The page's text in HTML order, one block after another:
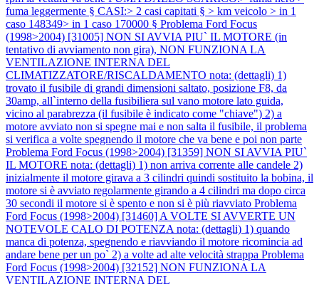
fuma leggermente § CASI:> 2 casi capitati § > km veicolo > in 1
caso 148349> in 1 caso 170000 § Problema Ford Focus
(1998>2004) [31005] NON SI AVVIA PIU` IL MOTORE (in
tentativo di avviamento non gira), NON FUNZIONA LA
VENTILAZIONE INTERNA DEL
CLIMATIZZATORE/RISCALDAMENTO nota: (dettagli) 1)
trovato il fusibile di grandi dimensioni saltato, posizione F8, da
30amp, all`interno della fusibiliera sul vano motore lato guida,
vicino al parabrezza (il fusibile è indicato come "chiave") 2) a
motore avviato non si spegne mai e non salta il fusibile, il problema
si verifica a volte spegnendo il motore che va bene e poi non parte
Problema Ford Focus (1998>2004) [31359] NON SI AVVIA PIU`
IL MOTORE nota: (dettagli) 1) non arriva corrente alle candele 2)
inizialmente il motore girava a 3 cilindri quindi sostituito la bobina, il
motore si è avviato regolarmente girando a 4 cilindri ma dopo circa
30 secondi il motore si è spento e non si è più riavviato Problema
Ford Focus (1998>2004) [31460] A VOLTE SI AVVERTE UN
NOTEVOLE CALO DI POTENZA nota: (dettagli) 1) quando
manca di potenza, spegnendo e riavviando il motore ricomincia ad
andare bene per un po` 2) a volte ad alte velocità strappa Problema
Ford Focus (1998>2004) [32152] NON FUNZIONA LA
VENTILAZIONE INTERNA DEL